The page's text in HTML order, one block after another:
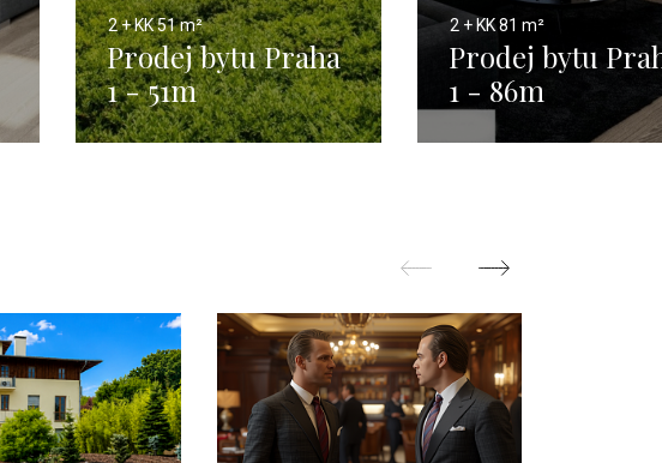
2 + KK51 m²
Prodej bytu Praha
1 - 51m
2 + KK81 m²
Prodej bytu
1 - 86m